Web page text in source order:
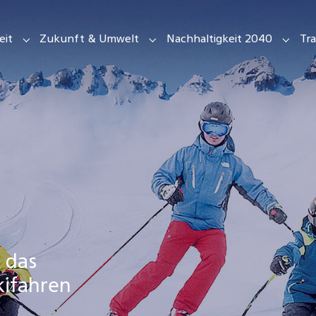
"Stiftung"
Submenu for "Sicherheit"
Zukunft & Umwelt Submenu for "Zukunft &
Nachhaltigkeit 2040